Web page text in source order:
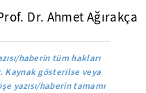
Dr. Ahmet Ağırakça
haberin tüm hakları
Kaynak gösterilse veya
yazısı/haberin tamamı